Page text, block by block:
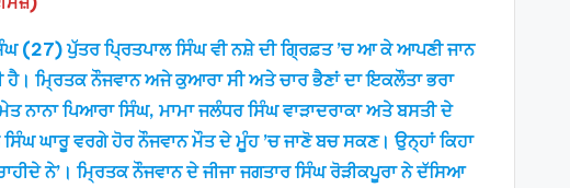
(27) ਪੁੱਤਰ ਪਿ੍ਰਤਪਾਲ ਸਿੰਘ ਵੀ ਨਸ਼ੇ ਦੀ ਗਿ੍ਰਫ਼ਤ ’ਚ ਆ ਕੇ ਆਪਣੀ ਜਾਨ
ਮਿ੍ਰਤਕ ਨੌਜਵਾਨ ਅਜੇ ਕੁਆਰਾ ਸੀ ਅਤੇ ਚਾਰ ਭੈਣਾਂ ਦਾ ਇਕਲੌਤਾ ਭਰਾ
ਪਿਆਰਾ ਸਿੰਘ, ਮਾਮਾ ਜਲੰਧਰ ਸਿੰਘ ਵਾੜਾਦਰਾਕਾ ਅਤੇ ਬਸਤੀ ਦੇ
ਘਾਰੂ ਵਰਗੇ ਹੋਰ ਨੌਜਵਾਨ ਮੌਤ ਦੇ ਮੂੰਹ ’ਚ ਜਾਣੋ ਬਚ ਸਕਣ। ਉਨ੍ਹਾਂ ਕਿਹਾ
ਨੇ’। ਮਿ੍ਰਤਕ ਨੌਜਵਾਨ ਦੇ ਜੀਜਾ ਜਗਤਾਰ ਸਿੰਘ ਰੋੜੀਕਪੂਰਾ ਨੇ ਦੱਸਿਆ